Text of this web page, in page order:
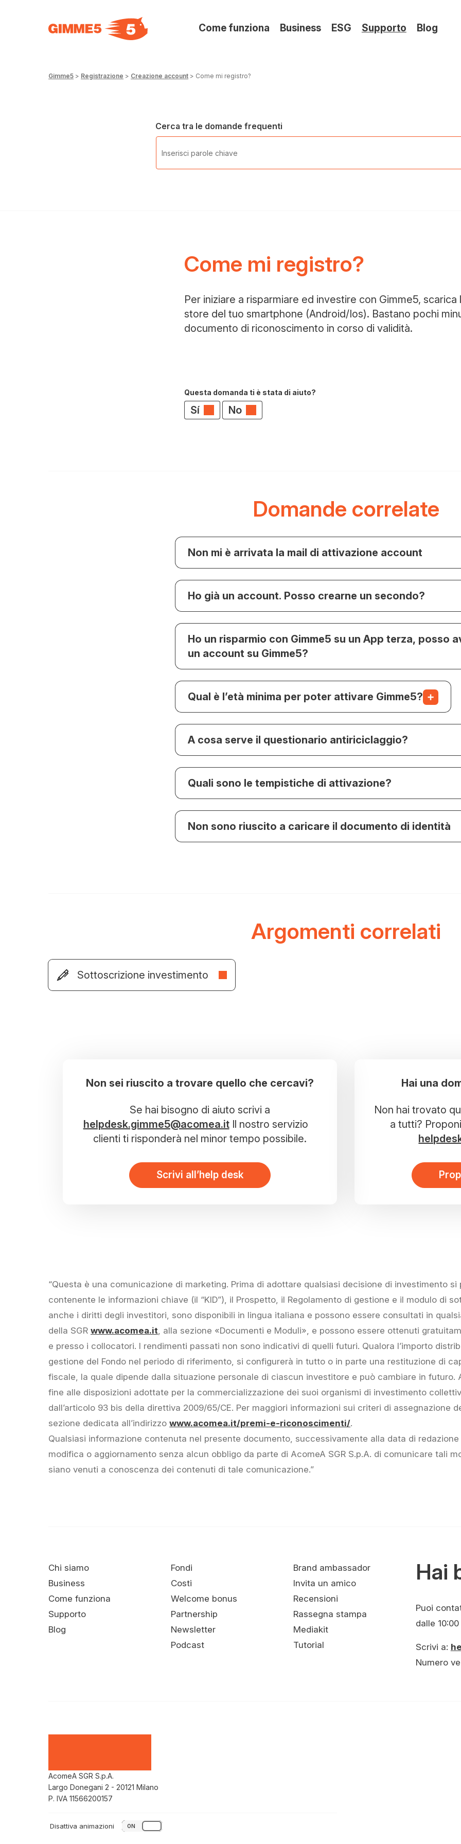
Come funziona Business ESG Supporto Blog(si
Gimme5 > Registrazione > Creazione account > Come mi registro?
Cerca tra le domande frequenti
Come mi registro?
Per iniziare a risparmiare ed investire con Gimme5, scarica
store del tuo smartphone (Android/Ios). Bastano pochi
documento di riconoscimento in corso di validità.
Questa domanda ti è stata di aiuto?
Sí No
Domande correlate
Non mi è arrivata la mail di attivazione account
Ho già un account. Posso crearne un secondo?
Ho un risparmio con Gimme5 su un App terza, posso
un account su Gimme5?
Qual è l’età minima per poter attivare Gimme5?
A cosa serve il questionario antiriciclaggio?
Quali sono le tempistiche di attivazione?
Non sono riuscito a caricare il documento di identità
Argomenti correlati
Sottoscrizione investimento
Non sei riuscito a trovare quello che cercavi?
Se hai bisogno di aiuto scrivi a
helpdesk.gimme5@acomea.itIl nostro servizio
clienti ti risponderà nel minor tempo possibile.
Scrivi all’help desk
Hai una
Non hai trovato
a tutti?
“Questa è una comunicazione di marketing. Prima di adottare qualsiasi decisione di investimento
contenente le informazioni chiave (il “KID”), il Prospetto, il Regolamento di gestione e il modulo di
anche i diritti degli investitori, sono disponibili in lingua italiana e possono essere consultati in
della SGRwww.acomea.it , alla sezione «Documenti e Moduli», e possono essere ottenuti
e presso i collocatori. I rendimenti passati non sono indicativi di quelli futuri. Qualora l’importo
gestione del Fondo nel periodo di riferimento, si configurerà in tutto o in parte una restituzione di
fiscale, la quale dipende dalla situazione personale di ciascun investitore e può cambiare in futuro.
fine alle disposizioni adottate per la commercializzazione dei suoi organismi di investimento
dall’articolo 93 bis della direttiva 2009/65/CE. Per maggiori informazioni sui criteri di assegnazione
sezione dedicata all’indirizzowww.acomea.it/premi-e-riconoscimenti/.
Qualsiasi informazione contenuta nel presente documento, successivamente alla data di
modifica o aggiornamento senza alcun obbligo da parte di AcomeA SGR S.p.A. di comunicare tali
siano venuti a conoscenza dei contenuti di tale comunicazione.”
Chi siamo
Business
Come funziona
Supporto
Blog
Fondi
Costi
Welcome bonus
Partnership
Newsletter
Podcast
Brand ambassador
Invita un amico
Recensioni
Rassegna stampa
Mediakit
Tutorial
Hai
Puoi
dalle
Scrivi a:
Numero
AcomeA SGR S.p.A.
Largo Donegani 2 - 20121 Milano
P. IVA 11566200157
Disattiva animazioni ON